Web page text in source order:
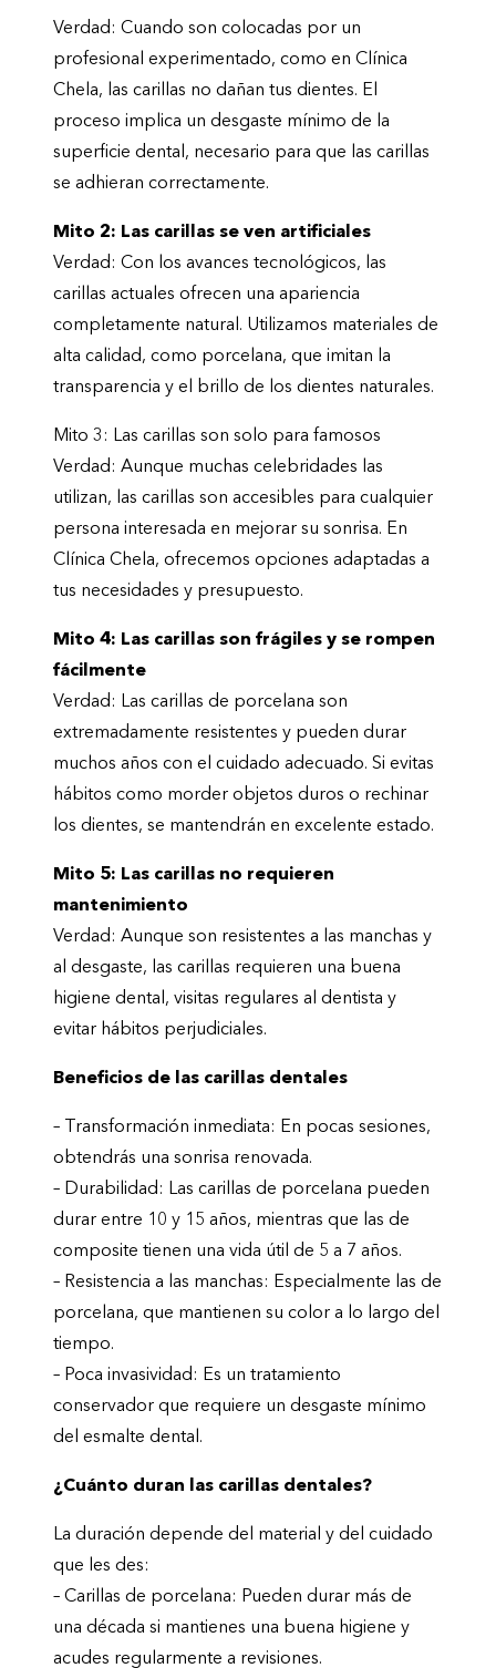
Verdad: Cuando son colocadas por un
profesional experimentado, como en Clínica
Chela, las carillas no dañan tus dientes. El
proceso implica un desgaste mínimo de la
superficie dental, necesario para que las carillas
se adhieran correctamente.
Mito 2: Las carillas se ven artificiales
Verdad: Con los avances tecnológicos, las
carillas actuales ofrecen una apariencia
completamente natural. Utilizamos materiales de
alta calidad, como porcelana, que imitan la
transparencia y el brillo de los dientes naturales.
Mito 3: Las carillas son solo para famosos
Verdad: Aunque muchas celebridades las
utilizan, las carillas son accesibles para cualquier
persona interesada en mejorar su sonrisa. En
Clínica Chela, ofrecemos opciones adaptadas a
tus necesidades y presupuesto.
Mito 4: Las carillas son frágiles y se rompen
fácilmente
Verdad: Las carillas de porcelana son
extremadamente resistentes y pueden durar
muchos años con el cuidado adecuado. Si evitas
hábitos como morder objetos duros o rechinar
los dientes, se mantendrán en excelente estado.
Mito 5: Las carillas no requieren
mantenimiento
Verdad: Aunque son resistentes a las manchas y
al desgaste, las carillas requieren una buena
higiene dental, visitas regulares al dentista y
evitar hábitos perjudiciales.
Beneficios de las carillas dentales
– Transformación inmediata: En pocas sesiones,
obtendrás una sonrisa renovada.
– Durabilidad: Las carillas de porcelana pueden
durar entre 10 y 15 años, mientras que las de
composite tienen una vida útil de 5 a 7 años.
– Resistencia a las manchas: Especialmente las de
porcelana, que mantienen su color a lo largo del
tiempo.
– Poca invasividad: Es un tratamiento
conservador que requiere un desgaste mínimo
del esmalte dental.
¿Cuánto duran las carillas dentales?
La duración depende del material y del cuidado
que les des:
– Carillas de porcelana: Pueden durar más de
una década si mantienes una buena higiene y
acudes regularmente a revisiones.